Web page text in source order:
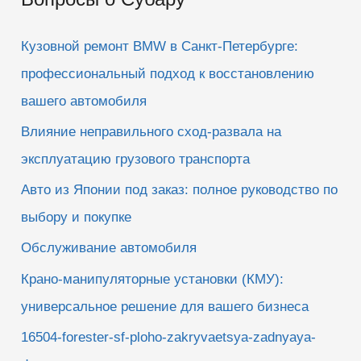
с
Кузовной ремонт BMW в Санкт-Петербурге:
профессиональный подход к восстановлению
вашего автомобиля
Влияние неправильного сход-развала на
эксплуатацию грузового транспорта
Авто из Японии под заказ: полное руководство по
выбору и покупке
Обслуживание автомобиля
Крано-манипуляторные установки (КМУ):
универсальное решение для вашего бизнеса
16504-forester-sf-ploho-zakryvaetsya-zadnyaya-